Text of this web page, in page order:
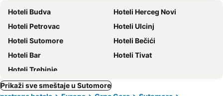
Hoteli Budva
Hoteli Herceg Novi
Hoteli Petrovac
Hoteli Ulcinj
Hoteli Sutomore
Hoteli Bečići
Hoteli Bar
Hoteli Tivat
Hoteli Trebinje
Prikaži sve smeštaje u Sutomore